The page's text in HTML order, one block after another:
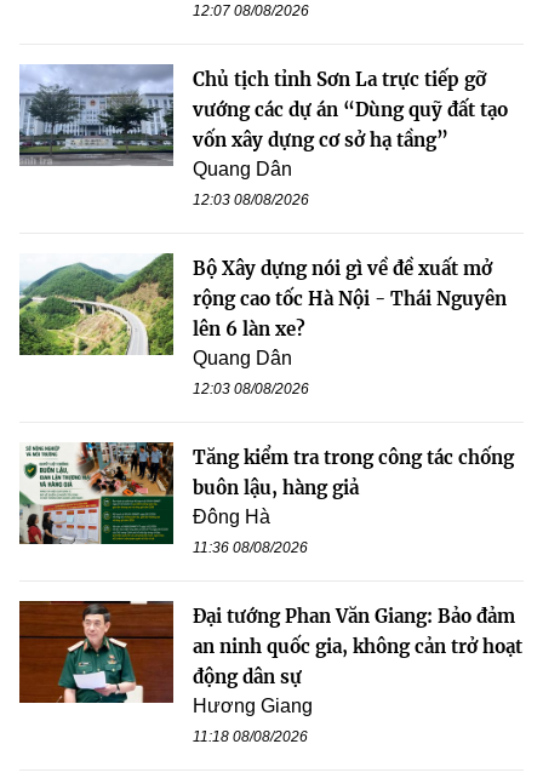
12:07 08/08/2026
Chủ tịch tỉnh Sơn La trực tiếp gỡ
vướng các dự án “Dùng quỹ đất tạo
vốn xây dựng cơ sở hạ tầng”
Quang Dân
12:03 08/08/2026
Bộ Xây dựng nói gì về đề xuất mở
rộng cao tốc Hà Nội - Thái Nguyên
lên 6 làn xe?
Quang Dân
12:03 08/08/2026
Tăng kiểm tra trong công tác chống
buôn lậu, hàng giả
Đông Hà
11:36 08/08/2026
Đại tướng Phan Văn Giang: Bảo đảm
an ninh quốc gia, không cản trở hoạt
động dân sự
Hương Giang
11:18 08/08/2026